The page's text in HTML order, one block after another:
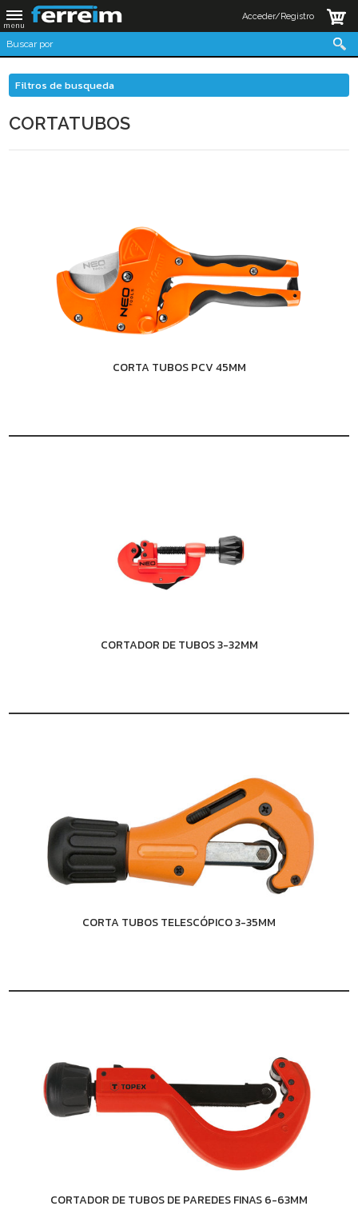
Acceder/Registro
Filtros de busqueda
CORTATUBOS
CORTA TUBOS PCV 45MM
CORTADOR DE TUBOS 3-32MM
CORTA TUBOS TELESCÓPICO 3-35MM
CORTADOR DE TUBOS DE PAREDES FINAS 6-63MM